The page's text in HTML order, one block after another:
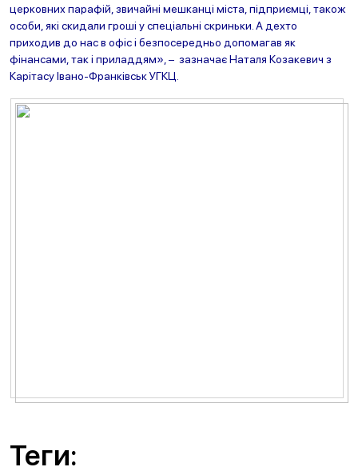
церковних парафій, звичайні мешканці міста, підприємці, також
особи, які скидали гроші у спеціальні скриньки. А дехто
приходив до нас в офіс і безпосередньо допомагав як
фінансами, так і приладдям», – зазначає Наталя Козакевич з
Карітасу Івано-Франківськ УГКЦ.
Теги: